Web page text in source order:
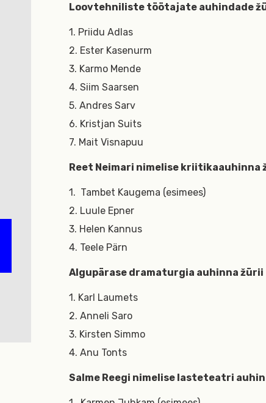
Loovtehniliste töötajate auhindade
1. Priidu Adlas
2. Ester Kasenurm
3. Karmo Mende
4. Siim Saarsen
5. Andres Sarv
6. Kristjan Suits
7. Mait Visnapuu
Reet Neimari nimelise kriitikaauhinna
1. Tambet Kaugema (esimees)
2. Luule Epner
3. Helen Kannus
4. Teele Pärn
Algupärase dramaturgia auhinna žürii
1. Karl Laumets
2. Anneli Saro
3. Kirsten Simmo
4. Anu Tonts
Salme Reegi nimelise lasteteatri